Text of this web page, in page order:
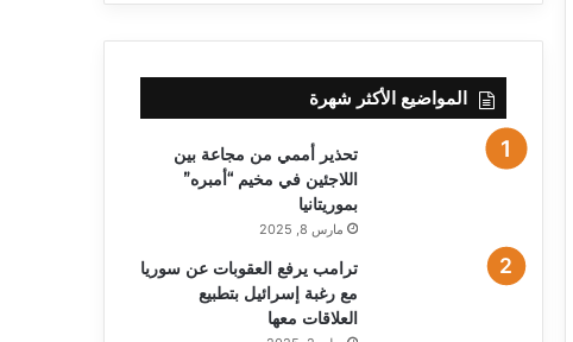
المواضيع الأكثر شهرة
تحذير أممي من مجاعة بين
اللاجئين في مخيم “أمبره”
بموريتانيا
مارس 8, 2025
ترامب يرفع العقوبات عن سوريا
مع رغبة إسرائيل بتطبيع
العلاقات معها